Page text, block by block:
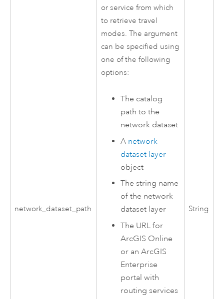
network_dataset_path
or service from which
to retrieve travel
modes. The argument
can be specified using
one of the following
options:
The catalog
path to the
network dataset
A network
dataset layer
object
The string name
of the network
dataset layer
The URL for
ArcGIS Online
or anArcGIS
Enterprise
portal with
routing services
String